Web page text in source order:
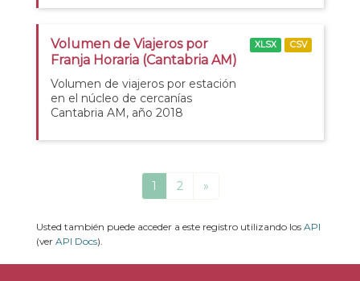
Volumen de Viajeros por
Franja Horaria (Cantabria AM)
Volumen de viajeros por estación
en el núcleo de cercanías
Cantabria AM, año 2018
XLSX CSV
1 2 »
Usted también puede acceder a este registro utilizando los API
(ver API Docs).